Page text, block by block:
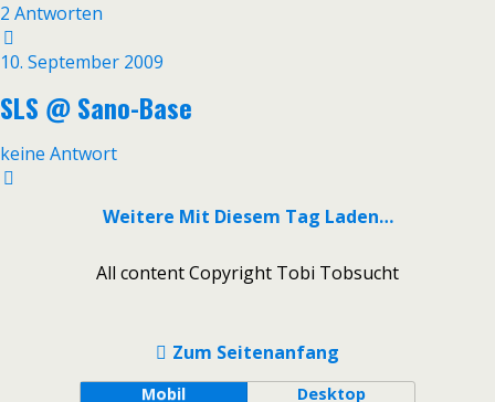
2 Antworten
10. September 2009
SLS @ Sano-Base
keine Antwort
Weitere Mit Diesem Tag Laden…
All content Copyright Tobi Tobsucht
Zum Seitenanfang
Mobil Desktop